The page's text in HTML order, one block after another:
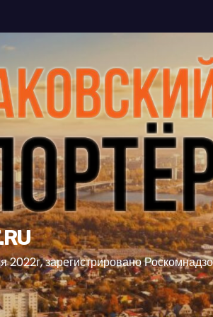
зарегистрировано